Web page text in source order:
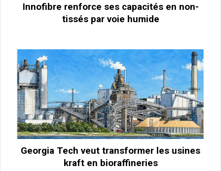
Innofibre renforce ses capacités en non-
tissés par voie humide
Georgia Tech veut transformer les usines
kraft en bioraffineries